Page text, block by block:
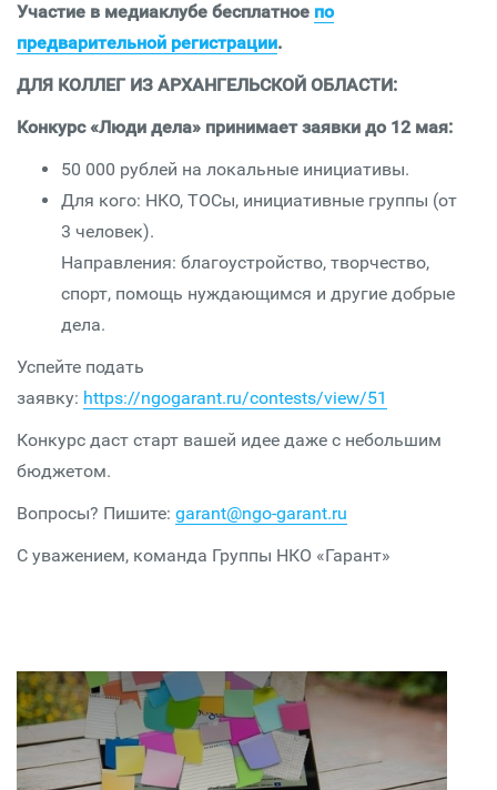
Участие в медиаклубе бесплатное по
предварительной регистрации.
ДЛЯ КОЛЛЕГ ИЗ АРХАНГЕЛЬСКОЙ ОБЛАСТИ:
Конкурс «Люди дела» принимает заявки до 12 мая:
50 000 рублей на локальные инициативы.
Для кого: НКО, ТОСы, инициативные группы (от
3 человек).
Направления: благоустройство, творчество,
спорт, помощь нуждающимся и другие добрые
дела.
Успейте подать
заявку: https://ngogarant.ru/contests/view/51
Конкурс даст старт вашей идее даже с небольшим
бюджетом.
Вопросы? Пишите: garant@ngo-garant.ru
С уважением, команда Группы НКО «Гарант»